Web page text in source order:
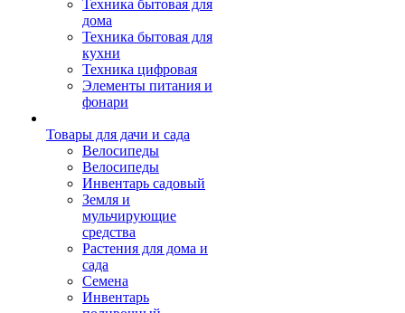
Техника бытовая для
дома
Техника бытовая для
кухни
Техника цифровая
Элементы питания и
фонари
Товары для дачи и сада
Велосипеды
Велосипеды
Инвентарь садовый
Земля и
мульчирующие
средства
Растения для дома и
сада
Семена
Инвентарь